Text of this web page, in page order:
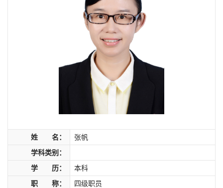
姓 名：
张帆
学科类别：
学 历：
本科
职 称：
四级职员